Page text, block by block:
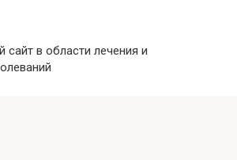
сайт в области лечения и